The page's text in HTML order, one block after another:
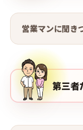
営業マンに聞き
第三者